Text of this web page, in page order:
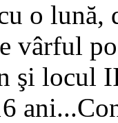
o lună,
vârful
şi locul